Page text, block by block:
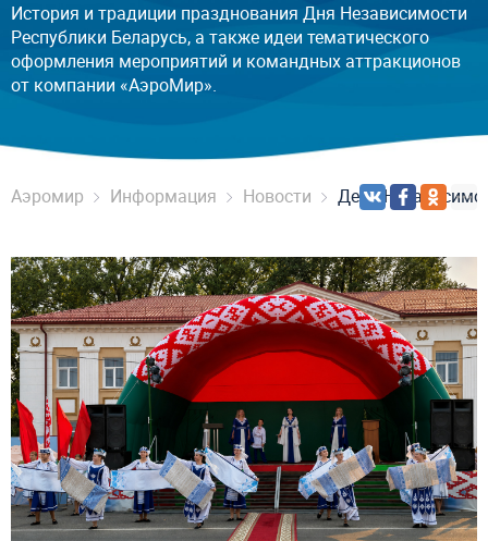
История и традиции празднования Дня Независимости
Республики Беларусь, а также идеи тематического
оформления мероприятий и командных аттракционов
от компании «АэроМир».
Аэромир Информация Новости День